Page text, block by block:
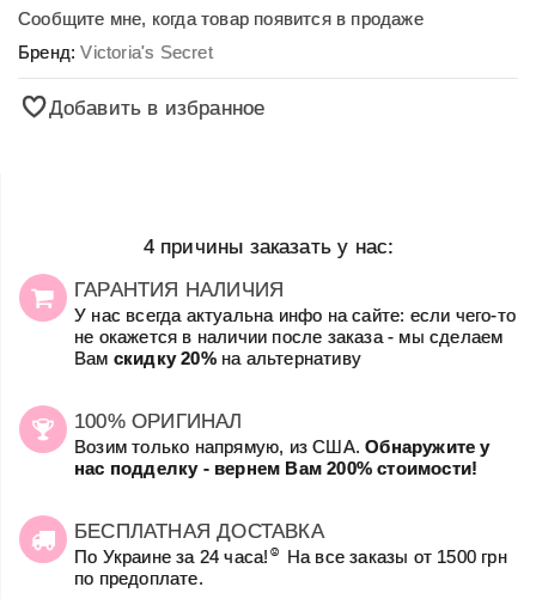
Сообщите мне, когда товар появится в продаже
Бренд:Victoria's Secret
Добавить в избранное
4 причины заказать у нас:
ГАРАНТИЯ НАЛИЧИЯ
У нас всегда актуальна инфо на сайте: если чего-то
не окажется в наличии после заказа - мы сделаем
Вам скидку 20%на альтернативу
100% ОРИГИНАЛ
Возим только напрямую, из США.Обнаружите у
нас подделку - вернем Вам 200% стоимости!
БЕСПЛАТНАЯ ДОСТАВКА
По Украине за 24 часа! ☺
На все заказы от 1500 грн
по предоплате.